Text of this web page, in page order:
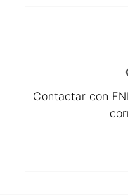
Contactar con